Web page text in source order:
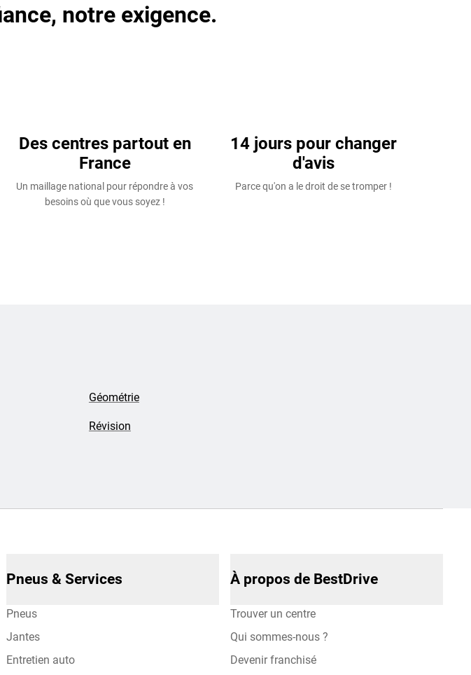
notre exigence.
Des centres partout en
France
Un maillage national pour répondre à vos
besoins où que vous soyez !
14 jours pour changer
d'avis
Parce qu'on a le droit de se tromper !
Géométrie
Révision
Pneus & Services
Pneus
Jantes
Entretien auto
À propos de BestDrive
Trouver un centre
Qui sommes-nous ?
Devenir franchisé